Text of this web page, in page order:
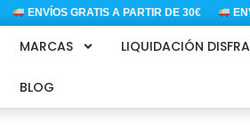
ENVÍOS GRATIS A PARTIR DE 30€
MARCAS LIQUIDACIÓN
BLOG